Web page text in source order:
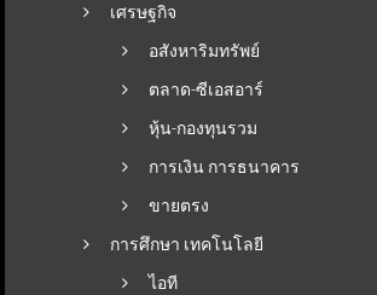
เศรษฐกิจ
อสังหาริมทรัพย์
ตลาด-ซีเอสอาร์
หุ้น-กองทุนรวม
การเงิน การธนาคาร
ขายตรง
การศึกษา เทคโนโลยี
ไอที